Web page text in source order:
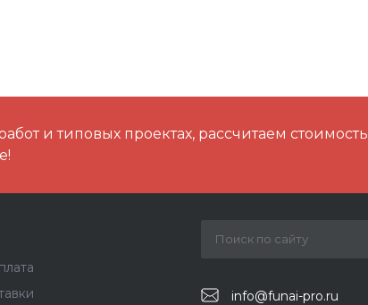
и типовых проектах, рассчитаем стоимость
info@funai-pro.ru